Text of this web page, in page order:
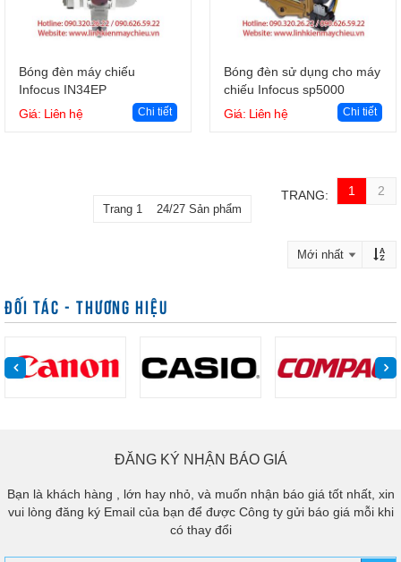
Giỏ hàng
Bóng đèn máy chiếu
Infocus IN34EP
Giá: Liên hệ
Chi tiết
Giỏ hàng
Bóng đèn sử dụng cho máy
chiếu Infocus sp5000
Giá: Liên hệ
Chi tiết
TRANG: 1 2
Trang 1 24/27 Sản phẩm
ĐỐI TÁC - THƯƠNG HIỆU
ĐĂNG KÝ NHẬN BÁO GIÁ
Bạn là khách hàng , lớn hay nhỏ, và muốn nhận báo giá tốt nhất, xin
vui lòng đăng ký Email của bạn để được Công ty gửi báo giá mỗi khi
có thay đổi